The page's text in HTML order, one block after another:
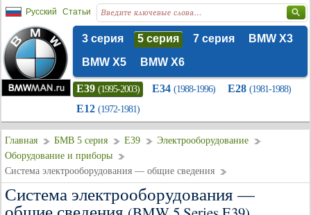
Русский Статьи
3 серия 5 серия 7 серия
BMW X3
BMW X5
BMW X6
E39 (1995-2003) E34 (1988-1996) E28 (1981-1988)
E12 (1972-1981)
Главная БМВ 5 серия E39
Электрооборудование
Оборудование и приборы
Система электрооборудования — общие сведения
Система электрооборудования —